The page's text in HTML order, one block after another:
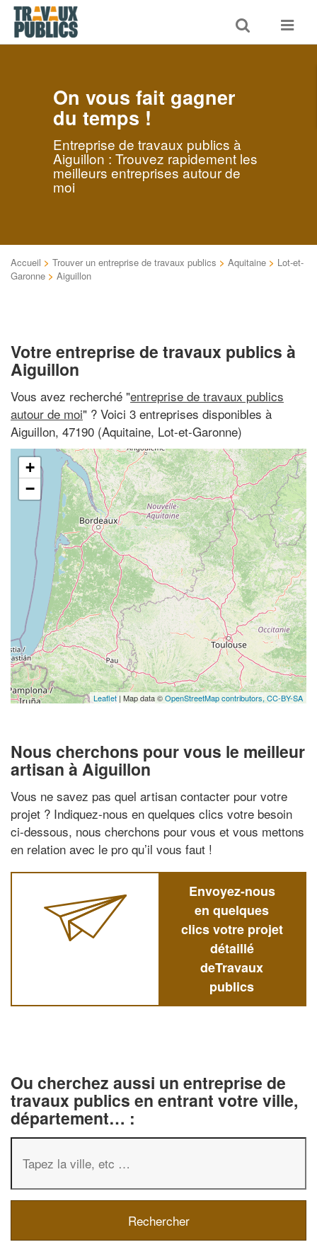
Toggle
search
Toggle
On vous fait gagner
du temps !
Entreprise de travaux publics à
Aiguillon : Trouvez rapidement les
meilleurs entreprises autour de
moi
Accueil > Trouver un entreprise de travaux publics > Aquitaine > Lot-et-
Garonne > Aiguillon
Votre entreprise de travaux publics à
Aiguillon
Vous avez recherché "entreprise de travaux publics
autour de moi" ? Voici 3 entreprises disponibles à
Aiguillon, 47190 (Aquitaine, Lot-et-Garonne)
+
−
Leaflet | Map data ©OpenStreetMap contributors, CC-BY-SA
Nous cherchons pour vous le meilleur
artisan à Aiguillon
Vous ne savez pas quel artisan contacter pour votre
projet ? Indiquez-nous en quelques clics votre besoin
ci-dessous, nous cherchons pour vous et vous mettons
en relation avec le pro qu’il vous faut !
Envoyez-nous
en quelques
clics votre projet
détaillé
deTravaux
publics
Ou cherchez aussi un entreprise de
travaux publics en entrant votre ville,
département… :